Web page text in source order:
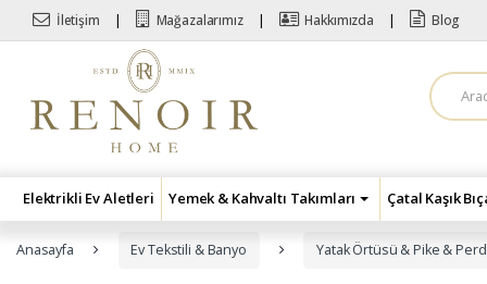
Skip to navigation
Skip to content
İletişim Mağazalarımız Hakkımızda Blog
A
r
a
Elektrikli Ev Aletleri Yemek & Kahvaltı Takımları Çatal Kaşık
Anasayfa Ev Tekstili & Banyo Yatak Örtüsü & Pike &